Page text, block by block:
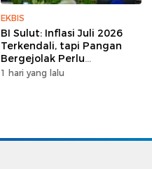
EKBIS
BI Sulut: Inflasi Juli 2026
Terkendali, tapi Pangan
Bergejolak Perlu
Diwaspadai
1 hari yang lalu